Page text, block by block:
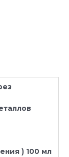
) 100 мл